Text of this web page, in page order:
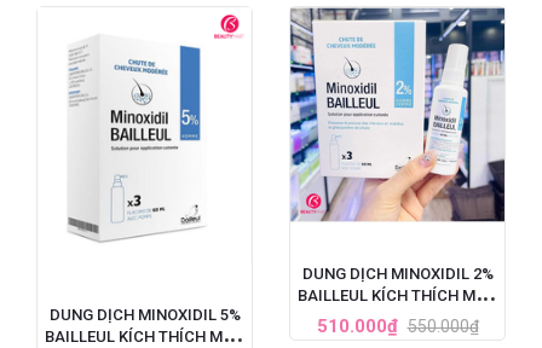
DUNG DỊCH MINOXIDIL 5%
BAILLEUL KÍCH THÍCH MỌC
DUNG DỊCH MINOXIDIL 2%
BAILLEUL KÍCH THÍCH MỌC
TÓC, TRỊ HÓI ĐẦU (60ML)
510.000₫ 550.000₫